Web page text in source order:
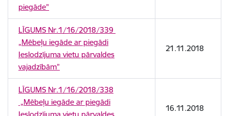
piegāde"
LĪGUMS Nr.1/16/2018/339
„Mēbeļu iegāde ar piegādi
Ieslodzījuma vietu pārvaldes
vajadzībām”
21.11.2018
LĪGUMS Nr.1/16/2018/338
„Mēbeļu iegāde ar piegādi
16.11.2018